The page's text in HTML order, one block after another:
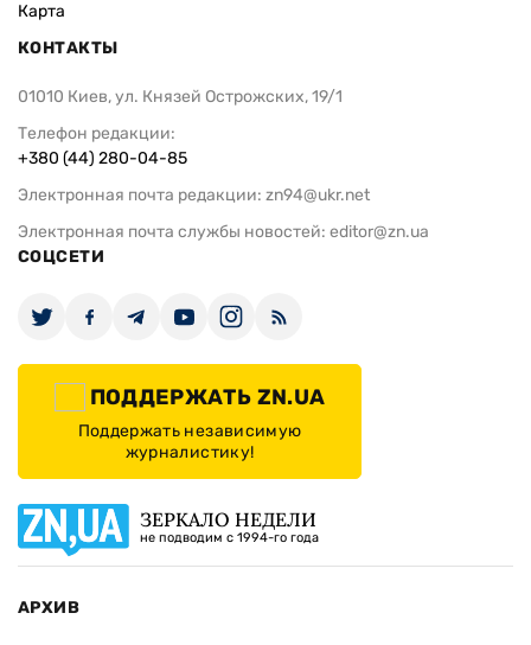
Карта
КОНТАКТЫ
01010 Киев, ул. Князей Острожских, 19/1
Телефон редакции:
+380 (44) 280-04-85
Электронная почта редакции: zn94@ukr.net
Электронная почта службы новостей: editor@zn.ua
СОЦСЕТИ
ПОДДЕРЖАТЬ ZN.UA
Поддержать независимую
журналистику!
ЗЕРКАЛО НЕДЕЛИ
не подводим с 1994-го года
АРХИВ